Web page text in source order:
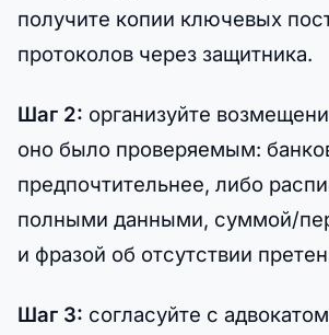
получите копии ключевых
протоколов через защитника.
Шаг 2: организуйте
оно было проверяемым:
предпочтительнее, либо
полными данными, суммой/
и фразой об отсутствии
Шаг 3: согласуйте с